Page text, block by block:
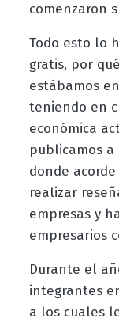
comenzaron
Todo esto lo
gratis, por
estábamos
teniendo en
económica
publicamos a
donde
realizar
empresas y
empresarios
Durante el
integrantes
a los cuales